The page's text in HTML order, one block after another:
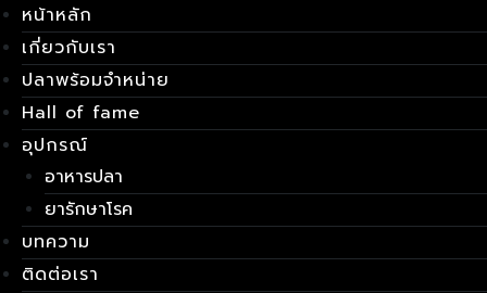
Skip
to
content
หน้าหลัก
เกี่ยวกับเรา
ปลาพร้อมจำหน่าย
Hall of fame
อุปกรณ์
อาหารปลา
ยารักษาโรค
บทความ
ติดต่อเรา
เมนู